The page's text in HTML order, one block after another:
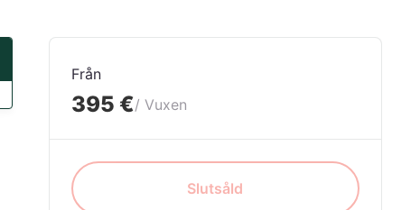
Från
395 €/ Vuxen
Slutsåld